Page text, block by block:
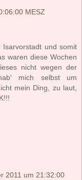
MESZ
und somit
waren diese Wochen
nicht wegen der
mich selbst um
mein Ding, zu laut,
2011 um 21:32:00